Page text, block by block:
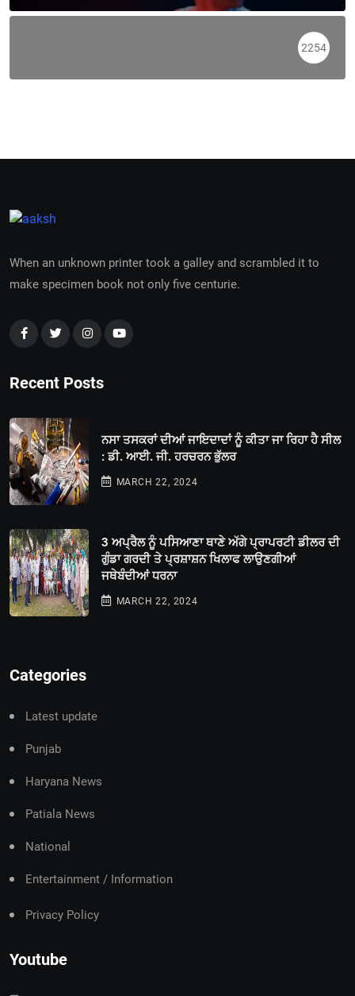
2254
When an unknown printer took a galley and scrambled it to
make specimen book not only five centurie.
Recent Posts
ਨਸਾ ਤਸਕਰਾਂ ਦੀਆਂ ਜਾਇਦਾਦਾਂ ਨੂੰ ਕੀਤਾ ਜਾ ਰਿਹਾ ਹੈ ਸੀਲ
: ਡੀ. ਆਈ. ਜੀ. ਹਰਚਰਨ ਭੁੱਲਰ
MARCH 22, 2024
3 ਅਪ੍ਰੈਲ ਨੂੰ ਪਸਿਆਣਾ ਥਾਣੇ ਅੱਗੇ ਪ੍ਰਾਪਰਟੀ ਡੀਲਰ ਦੀ
ਗੁੰਡਾ ਗਰਦੀ ਤੇ ਪ੍ਰਸ਼ਾਸ਼ਨ ਖਿਲਾਫ ਲਾਉਣਗੀਆਂ
ਜਥੇਬੰਦੀਆਂ ਧਰਨਾ
MARCH 22, 2024
Categories
Latest update
Punjab
Haryana News
Patiala News
National
Entertainment / Information
Privacy Policy
Youtube